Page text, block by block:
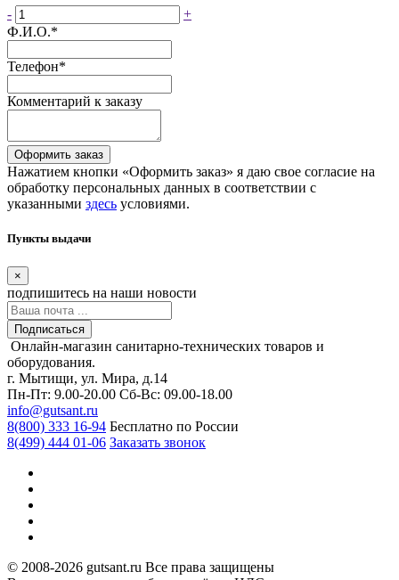
-
+
Ф.И.О.*
Телефон*
Комментарий к заказу
Оформить заказ
Нажатием кнопки «Оформить заказ» я даю свое согласие на
обработку персональных данных в соответствии с
указанными здесь условиями.
Пункты выдачи
×
подпишитесь на наши новости
Подписаться
Онлайн-магазин санитарно-технических товаров и
оборудования.
г. Мытищи, ул. Мира, д.14
Пн-Пт: 9.00-20.00 Сб-Вс: 09.00-18.00
info@gutsant.ru
8(800) 333 16-94 Бесплатно по России
8(499) 444 01-06 Заказать звонок
© 2008-2026 gutsant.ru Все права защищены